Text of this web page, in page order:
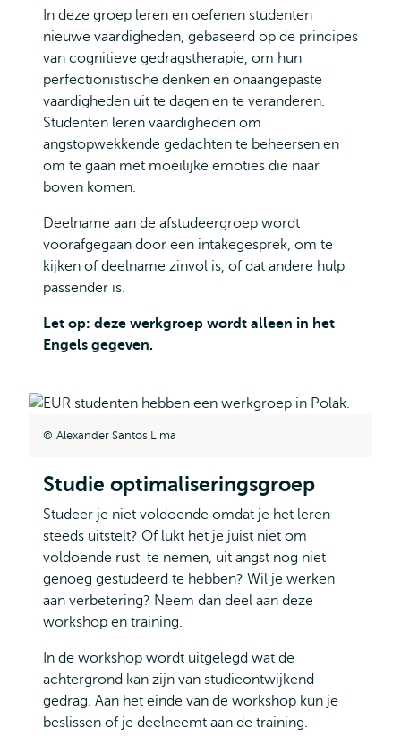
In deze groep leren en oefenen studenten
nieuwe vaardigheden, gebaseerd op de principes
van cognitieve gedragstherapie, om hun
perfectionistische denken en onaangepaste
vaardigheden uit te dagen en te veranderen.
Studenten leren vaardigheden om
angstopwekkende gedachten te beheersen en
om te gaan met moeilijke emoties die naar
boven komen.
Deelname aan de afstudeergroep wordt
voorafgegaan door een intakegesprek, om te
kijken of deelname zinvol is, of dat andere hulp
passender is.
Let op: deze werkgroep wordt alleen in het
Engels gegeven.
Alexander Santos Lima
Studie optimaliseringsgroep
Studeer je niet voldoende omdat je het leren
steeds uitstelt? Of lukt het je juist niet om
voldoende rust te nemen, uit angst nog niet
genoeg gestudeerd te hebben? Wil je werken
aan verbetering? Neem dan deel aan deze
workshop en training.
In de workshop wordt uitgelegd wat de
achtergrond kan zijn van studieontwijkend
gedrag. Aan het einde van de workshop kun je
beslissen of je deelneemt aan de training.